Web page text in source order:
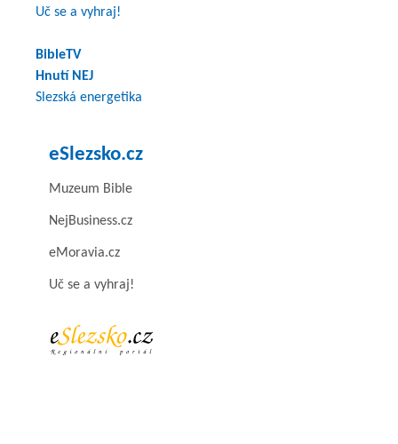
Uč se a vyhraj!
BibleTV
Hnutí NEJ
Slezská energetika
eSlezsko.cz
Muzeum Bible
NejBusiness.cz
eMoravia.cz
Uč se a vyhraj!